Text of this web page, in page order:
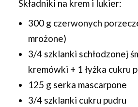
Składniki na krem i lukier:
300 g czerwonych
mrożone)
3/4 szklanki schłodzonej
kremówki + 1 łyżka cukru
125 g serka mascarpone
3/4 szklanki cukru pudru